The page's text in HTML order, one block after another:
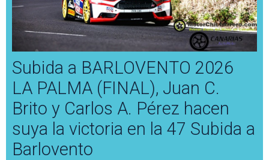
Subida a BARLOVENTO 2026
LA PALMA (FINAL), Juan C.
Brito y Carlos A. Pérez hacen
suya la victoria en la 47 Subida a
Barlovento